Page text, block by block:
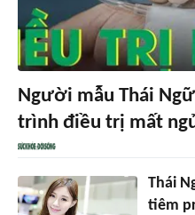
Người mẫu Thái
trình điều trị mất
Thái
tiêm